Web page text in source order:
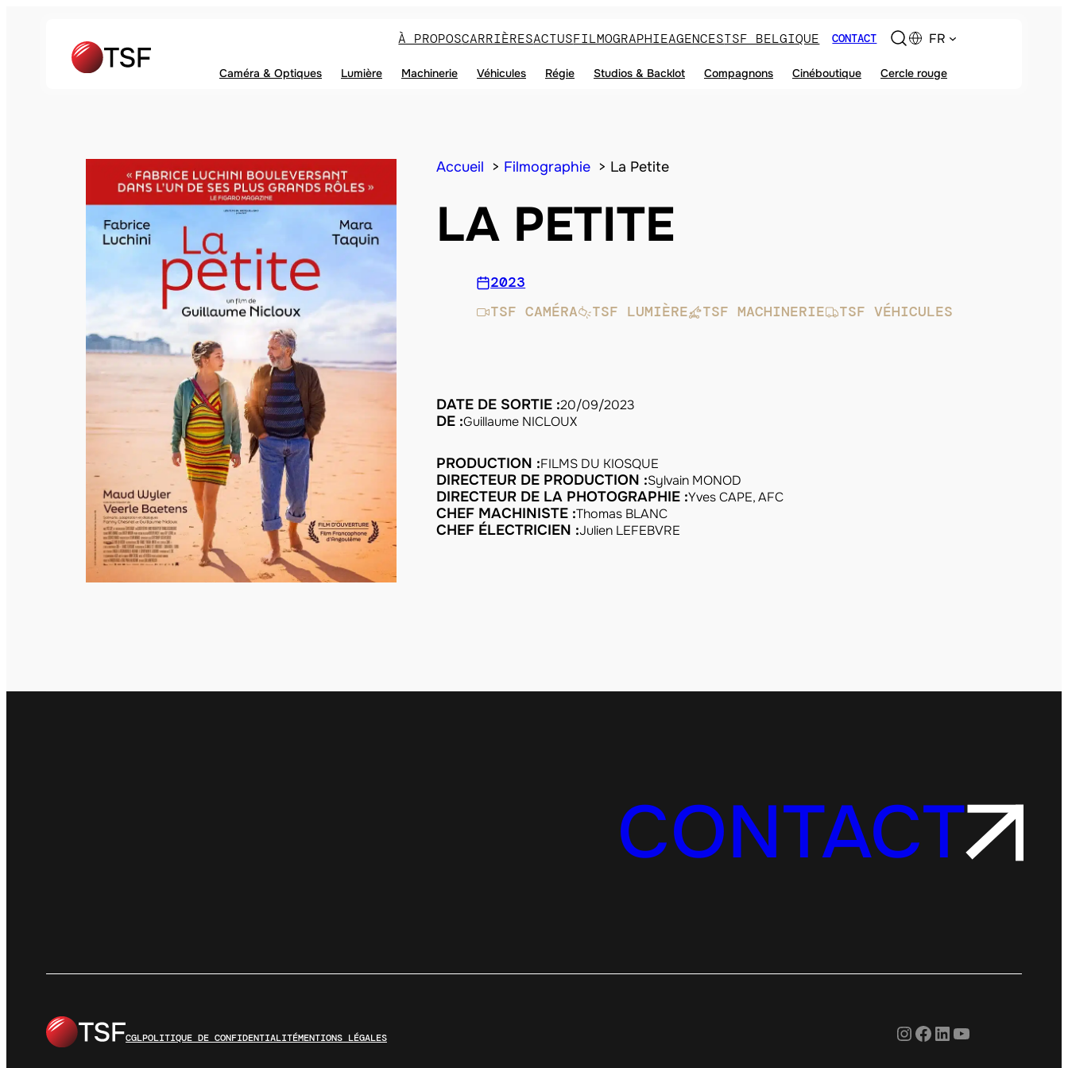
À PROPOSCARRIÈRESACTUSFILMOGRAPHIEAGENCESTSF BELGIQUE CONTACT FR
Caméra & Optiques Lumière Machinerie Véhicules Régie Studios & Backlot Compagnons Cinéboutique Cercle rouge
Accueil Filmographie La Petite
LA PETITE
2023
TSF CAMÉRA
TSF LUMIÈRE TSF MACHINERIE TSF VÉHICULES
DATE DE SORTIE :20/09/2023
DE :Guillaume NICLOUX
PRODUCTION :FILMS DU KIOSQUE
DIRECTEUR DE PRODUCTION :Sylvain MONOD
DIRECTEUR DE LA PHOTOGRAPHIE :Yves CAPE, AFC
CHEF MACHINISTE :Thomas BLANC
CHEF ÉLECTRICIEN :Julien LEFEBVRE
CONTACT
CGLPOLITIQUE DE CONFIDENTIALITÉMENTIONS LÉGALES Instagram
Facebook
LinkedIn
YouTube